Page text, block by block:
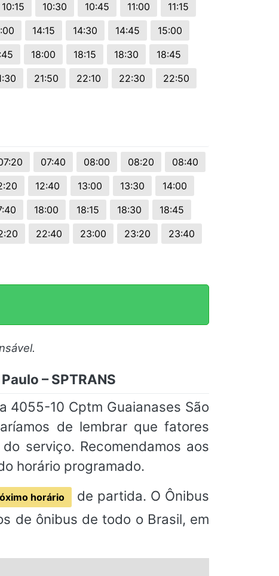
10:15 10:30 10:45 11:00
11:15
14:15 14:30 14:45
15:00
18:00 18:15 18:30
18:45
21:50 22:10 22:30
22:50
07:40 08:00 08:20
08:40
12:40 13:00 13:30
14:00
18:00 18:15 18:30
18:45
22:40 23:00 23:20
23:40
– SPTRANS
4055-10 Cptm Guaianases São
de lembrar que fatores
serviço. Recomendamos aos
horário programado.
horário
de partida. O Ônibus
de ônibus de todo o Brasil, em